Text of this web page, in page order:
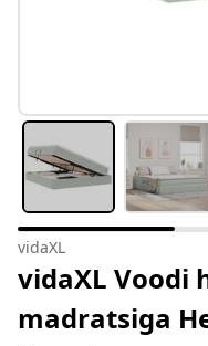
vidaXL
vidaXL Voodi
madratsiga